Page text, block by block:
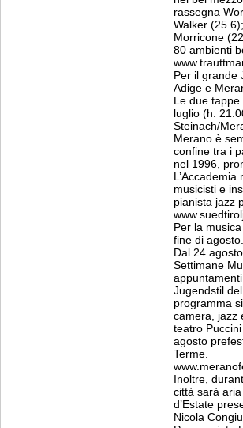
rassegna
Walker
Morricone
80 ambienti
Per il grande
Adige e
Le due tappe
luglio (h.
Steinach/
Merano è
confine tra i
nel 1996,
musicisti e
pianista jazz
Per la
fine di agosto.
Dal 24
Settimane
Jugendstil
programma
camera, jazz
teatro
agosto
Terme.
Inoltre,
città sarà
d’Estate
Nicola